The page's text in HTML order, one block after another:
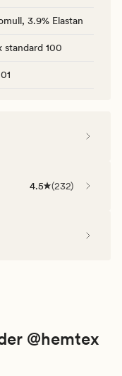
3.9% Elastan
standard 100
4.5 (232)
@hemtex